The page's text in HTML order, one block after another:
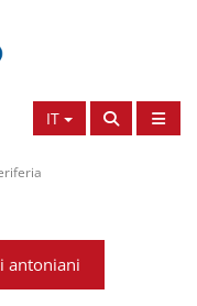
IT
antoniani